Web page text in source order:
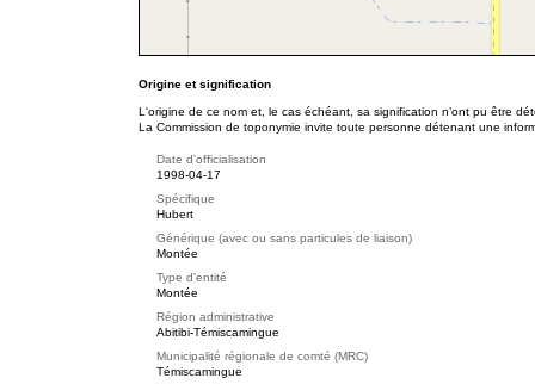
Origine et signification
L'origine de ce nom et, le cas échéant, sa signification n’ont pu être
La Commission de toponymie invite toute personne détenant une
Date d'officialisation
1998-04-17
Spécifique
Hubert
Générique (avec ou sans particules de liaison)
Montée
Type d'entité
Montée
Région administrative
Abitibi-Témiscamingue
Municipalité régionale de comté (MRC)
Témiscamingue